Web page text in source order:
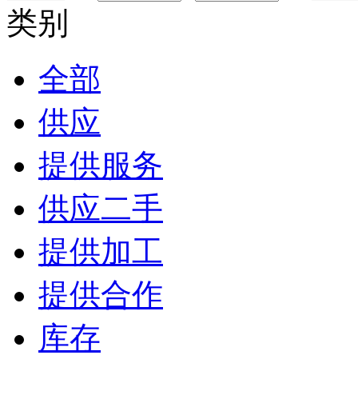
类别
全部
供应
提供服务
供应二手
提供加工
提供合作
库存